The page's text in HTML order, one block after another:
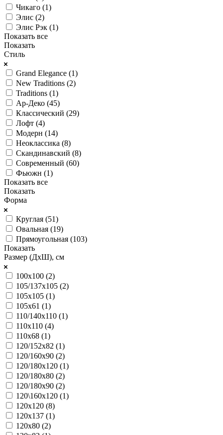
Чикаго (1)
Элис (2)
Элис Рэк (1)
Показать все
Показать
Стиль
Grand Elegance (1)
New Traditions (2)
Traditions (1)
Ар-Деко (45)
Классический (29)
Лофт (4)
Модерн (14)
Неоклассика (8)
Скандинавский (8)
Современный (60)
Фьюжн (1)
Показать все
Показать
Форма
Круглая (51)
Овальная (19)
Прямоугольная (103)
Показать
Размер (ДхШ), см
100х100 (2)
105/137х105 (2)
105х105 (1)
105х61 (1)
110/140х110 (1)
110х110 (4)
110х68 (1)
120/152х82 (1)
120/160х90 (2)
120/180х120 (1)
120/180х80 (2)
120/180х90 (2)
120\160х120 (1)
120х120 (8)
120х137 (1)
120х80 (2)